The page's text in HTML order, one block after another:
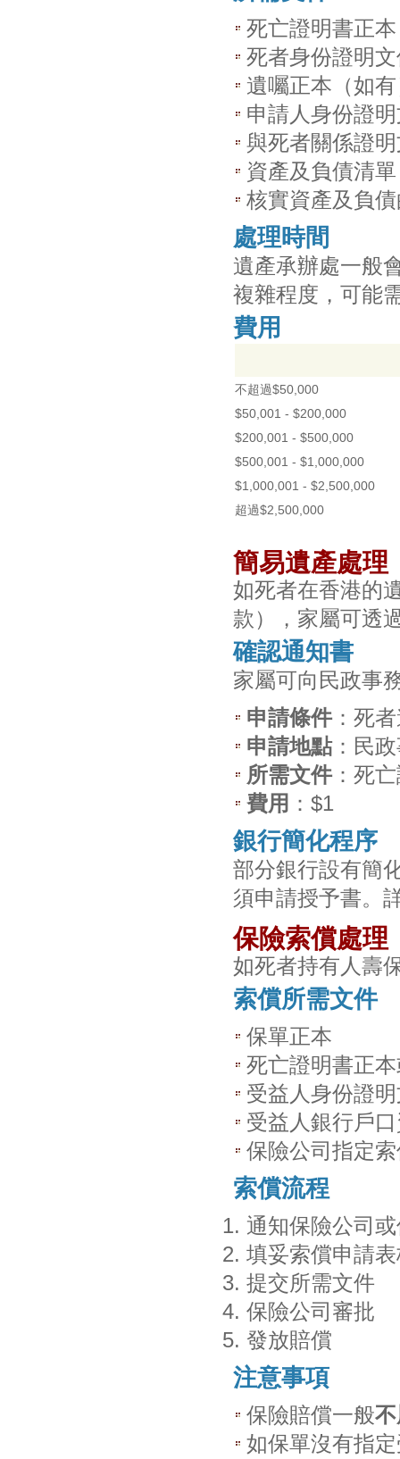
死亡證明書正本
死者身份證明
遺囑正本（如
申請人身份證
與死者關係證
資產及負債清單
核實資產及負
處理時間
遺產承辦處一般
複雜程度，可能
費用
不超過$50,000
$50,001 - $200,000
$200,001 - $500,000
$500,001 - $1,000,000
$1,000,001 - $2,500,000
超過$2,500,000
簡易遺產處理
如死者在香港的
款），家屬可透
確認通知書
家屬可向民政事
申請條件：死
申請地點：民
所需文件：死
費用 ：$1
銀行簡化程序
部分銀行設有簡
須申請授予書。
保險索償處理
如死者持有人壽
索償所需文件
保單正本
死亡證明書正
受益人身份證
受益人銀行戶
保險公司指定
索償流程
通知保險公司
填妥索償申請
提交所需文件
保險公司審批
發放賠償
注意事項
保險賠償一般
如保單沒有指